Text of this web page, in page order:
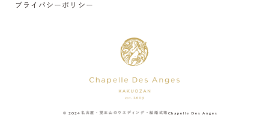
プライバシーポリシー
© 2024 名古屋・覚王山のウエディング・結婚式場 Chapelle Des Anges